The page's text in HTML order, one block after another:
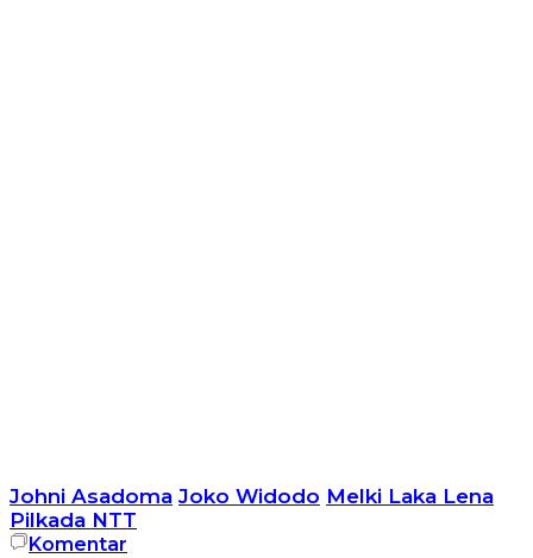
Johni Asadoma Joko Widodo Melki Laka Lena
Pilkada NTT
Komentar